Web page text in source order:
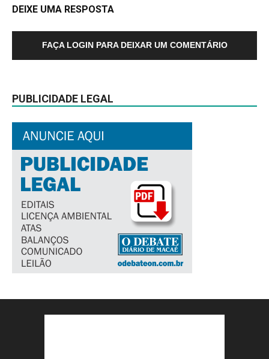
DEIXE UMA RESPOSTA
FAÇA LOGIN PARA DEIXAR UM COMENTÁRIO
PUBLICIDADE LEGAL